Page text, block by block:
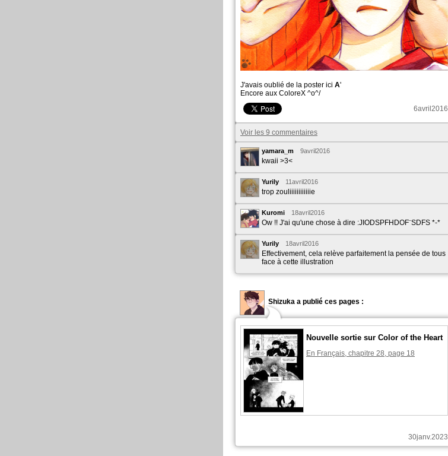
J'avais oublié de la poster ici A'
Encore aux ColoreX ^o^/
6avril2016
Voir les 9 commentaires
yamara_m 9avril2016
kwaii >3<
Yurily 11avril2016
trop zouliiiiiiiiiiiie
Kuromi 18avril2016
Ow !! J'ai qu'une chose à dire :JIODSPFHDOF¨SDFS *-*
Yurily 18avril2016
Effectivement, cela relève parfaitement la pensée de tous
face à cette illustration
Shizuka a publié ces pages :
Nouvelle sortie sur Color of the Heart
En Français, chapitre 28, page 18
30janv.2023